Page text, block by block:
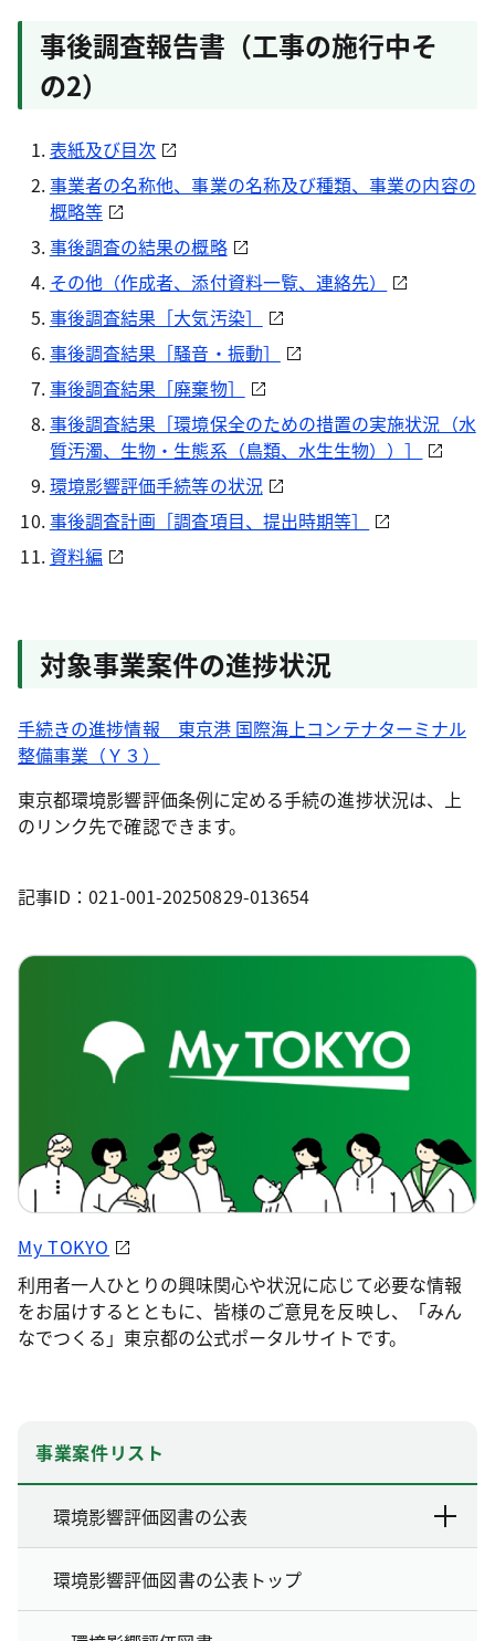
事後調査報告書（工事の施行中そ
の2）
表紙及び目次
事業者の名称他、事業の名称及び種類、事業の内容の
概略等
事後調査の結果の概略
その他（作成者、添付資料一覧、連絡先）
事後調査結果［大気汚染］
事後調査結果［騒音・振動］
事後調査結果［廃棄物］
事後調査結果［環境保全のための措置の実施状況（水
質汚濁、生物・生態系（鳥類、水生生物））］
環境影響評価手続等の状況
事後調査計画［調査項目、提出時期等］
資料編
対象事業案件の進捗状況
手続きの進捗情報 東京港 国際海上コンテナターミナル
整備事業（Ｙ３）
東京都環境影響評価条例に定める手続の進捗状況は、上
のリンク先で確認できます。
記事ID：021-001-20250829-013654
My TOKYO
利用者一人ひとりの興味関心や状況に応じて必要な情報
をお届けするとともに、皆様のご意見を反映し、「みん
なでつくる」東京都の公式ポータルサイトです。
事業案件リスト
環境影響評価図書の公表
環境影響評価図書の公表トップ